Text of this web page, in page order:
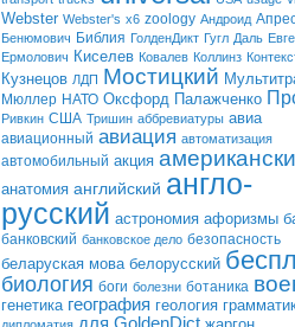
Webster Webster's x6 zoology Андроид
Бенюмович Библия ГолденДикт Гугл Даль
Ермолович Киселев Ковалев Коллинз
Кузнецов ЛДП Мостицкий
Мюллер НАТО Оксфорд Палажченко
Ривкин США Тришин аббревиатуры авиа
авиационный авиация автоматизация
автомобильный акция
анатомия английский англо-
русский астрономия афоризмы
банковский банковское дело безопасность
беларуская мова белорусский
биология боги болезни ботаника
генетика география геология